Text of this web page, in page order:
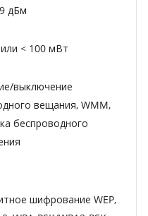
дБм
< 100 мВт
выключение
вещания, WMM,
беспроводного
шифрование WEP,